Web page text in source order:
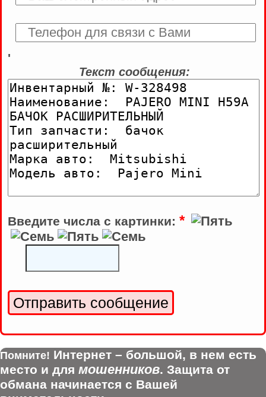
'
Текст сообщения:
Введите числа с картинки: *
Помните! Интернет – большой, в нем есть
место и для мошенников. Защита от
обмана начинается с Вашей